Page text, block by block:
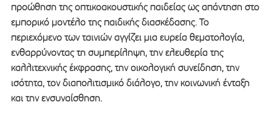
προώθηση της οπτικοακουστικής παιδείας ως απάντηση στο
εμπορικό μοντέλο της παιδικής διασκέδασης. Το
περιεχόμενο των ταινιών αγγίζει μια ευρεία θεματολογία,
ενθαρρύνοντας τη συμπερίληψη, την ελευθερία της
καλλιτεχνικής έκφρασης, την οικολογική συνείδηση, την
ισότητα, τον διαπολιτισμικό διάλογο, την κοινωνική ένταξη
και την ενσυναίσθηση.